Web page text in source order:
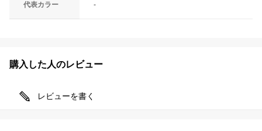
代表カラー -
購入した人のレビュー
レビューを書く